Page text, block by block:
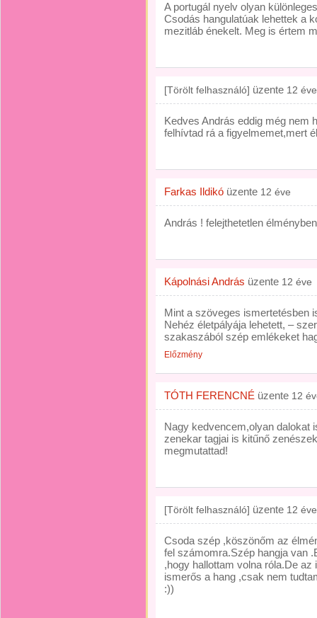
A portugál nyelv olyan
Csodás hangulatúak lehettek a
mezitláb énekelt. Meg is értem
[Törölt felhasználó] üzente 12 éve
Kedves András eddig még nem
felhívtad rá a figyelmemet,mert
Farkas Ildikó üzente 12 éve
András ! felejthetetlen
Kápolnási András üzente 12 éve
Mint a szöveges ismertetésben
Nehéz életpályája lehetett, –
szakaszából szép emlékeket
Előzmény
TÓTH FERENCNÉ üzente 12
Nagy kedvencem,olyan dalokat
zenekar tagjai is kitűnő
megmutattad!
[Törölt felhasználó] üzente 12 éve
Csoda szép ,köszönőm az
fel számomra.Szép hangja van
,hogy hallottam volna róla.De
ismerős a hang ,csak nem
:))